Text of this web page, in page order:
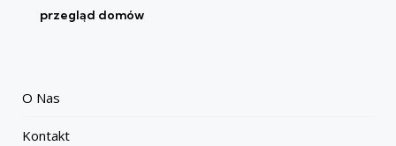
przegląd domów
O Nas
Kontakt